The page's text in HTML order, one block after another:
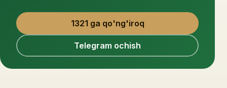
1321 ga qo'ng'iroq
Telegram ochish